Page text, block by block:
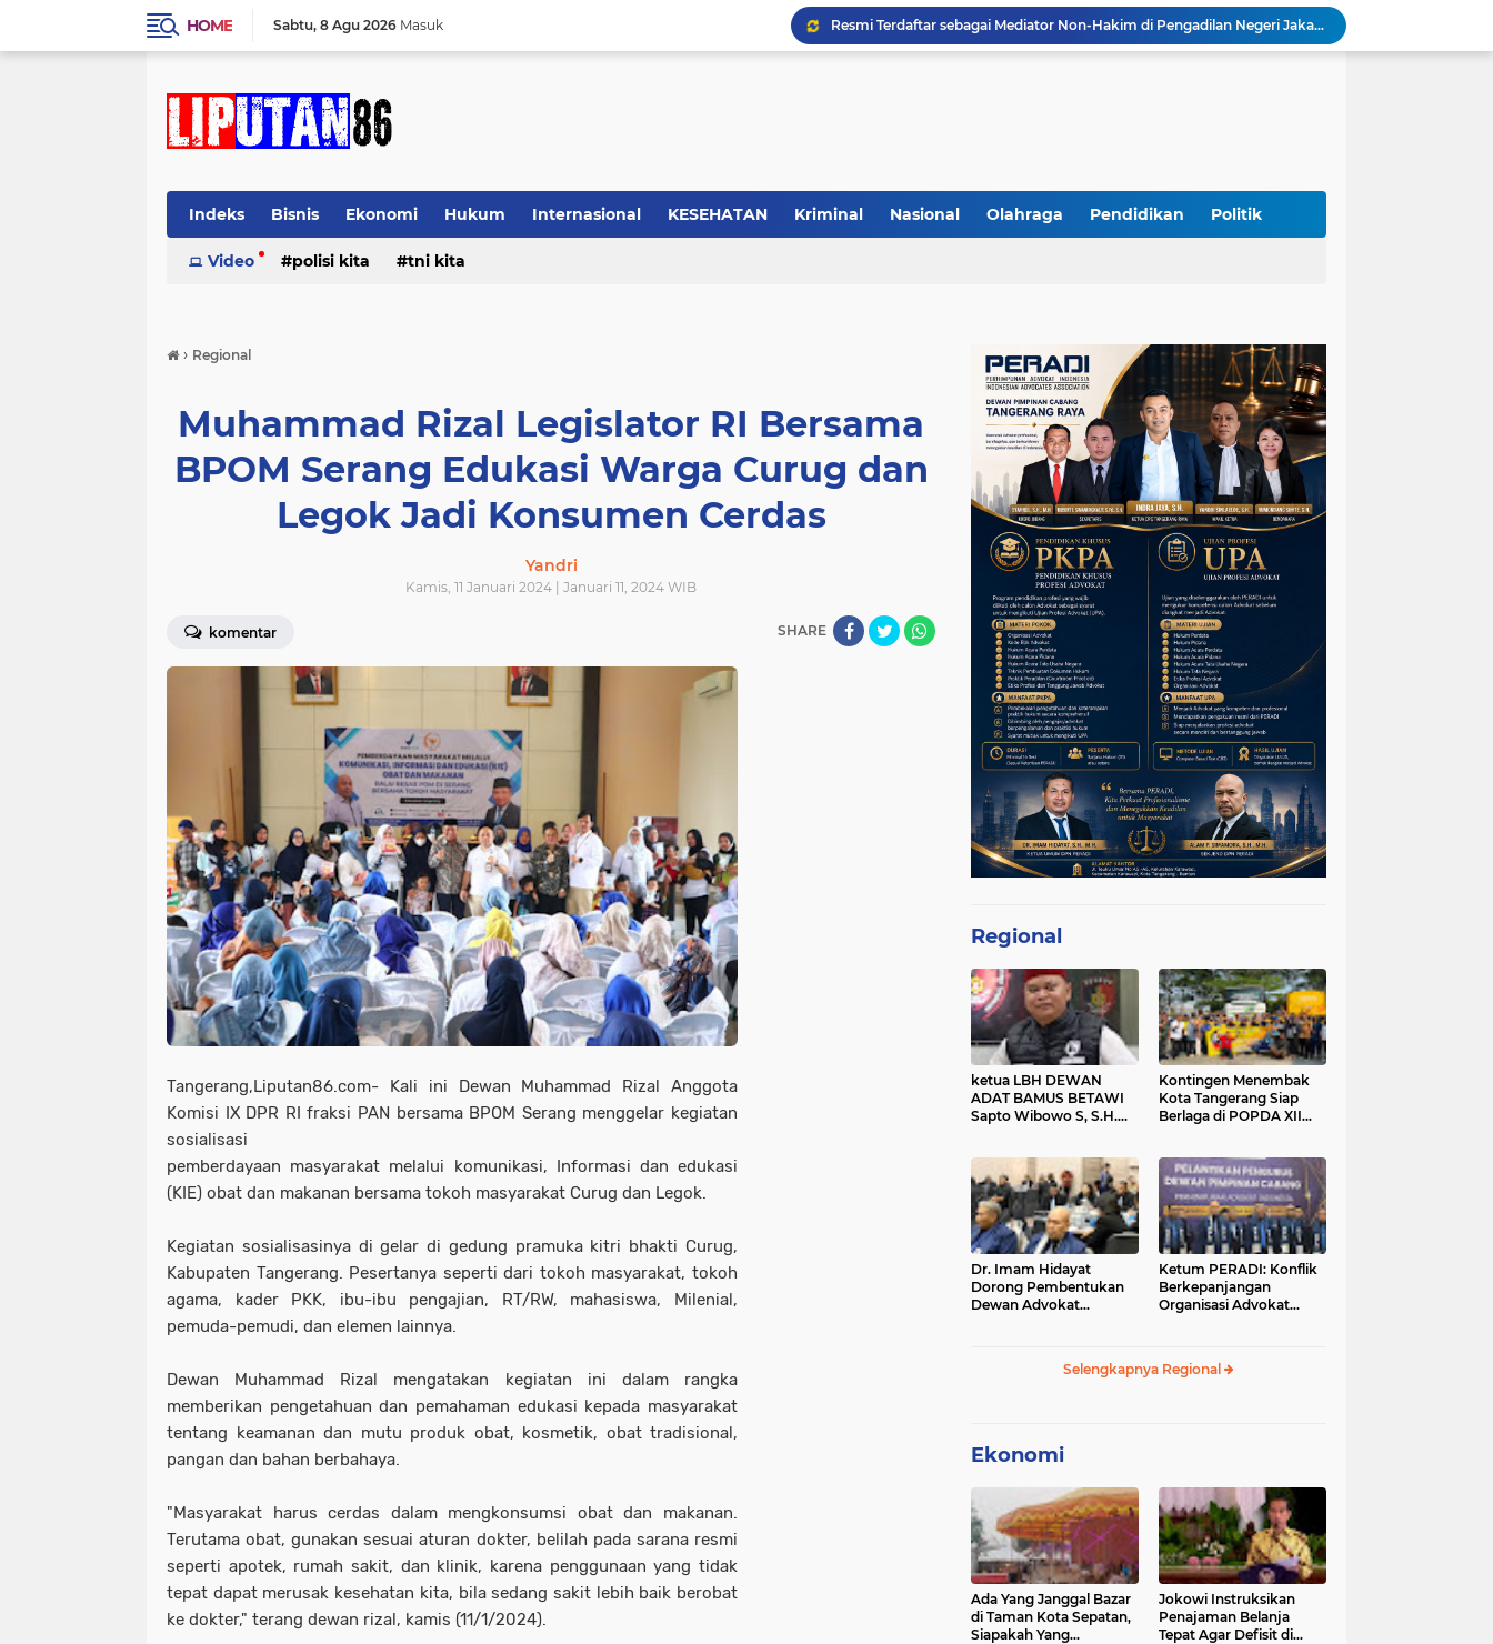
HOME Sabtu 8 Agu 2026 Masuk
Resmi Terdaftar sebagai Mediator Non-Hakim di Pengadilan Negeri Jakarta Selatan, Yandri, S.H. Siap Mengedepankan Keadilan Melalui Jalur Perdamaian
Yandri SH Kawal APDESI di Gugatan PSN PIK 2, Tegaskan Komitmen pada Supremasi Hukum
ketua LBH DEWAN ADAT BAMUS BETAWI Sapto Wibowo S, S.H. Jalih Pitoeng Salah Alamat Mengenai Statement di Media
Indeks Bisnis Ekonomi Hukum Internasional KESEHATAN Kriminal Nasional Olahraga Pendidikan Politik
Video polisi kita tni kita
› Regional
Muhammad Rizal Legislator RI Bersama
BPOM Serang Edukasi Warga Curug dan
Legok Jadi Konsumen Cerdas
Yandri
Kamis, 11 Januari 2024 | Januari 11, 2024 WIB
komentar SHARE
Tangerang,Liputan86.com- Kali ini Dewan Muhammad Rizal Anggota
Komisi IX DPR RI fraksi PAN bersama BPOM Serang menggelar kegiatan
sosialisasi
pemberdayaan masyarakat melalui komunikasi, Informasi dan edukasi
(KIE) obat dan makanan bersama tokoh masyarakat Curug dan Legok.
Kegiatan sosialisasinya di gelar di gedung pramuka kitri bhakti Curug,
Kabupaten Tangerang. Pesertanya seperti dari tokoh masyarakat, tokoh
agama, kader PKK, ibu-ibu pengajian, RT/RW, mahasiswa, Milenial,
pemuda-pemudi, dan elemen lainnya.
Dewan Muhammad Rizal mengatakan kegiatan ini dalam rangka
memberikan pengetahuan dan pemahaman edukasi kepada masyarakat
tentang keamanan dan mutu produk obat, kosmetik, obat tradisional,
pangan dan bahan berbahaya.
"Masyarakat harus cerdas dalam mengkonsumsi obat dan makanan.
Terutama obat, gunakan sesuai aturan dokter, belilah pada sarana resmi
seperti apotek, rumah sakit, dan klinik, karena penggunaan yang tidak
tepat dapat merusak kesehatan kita, bila sedang sakit lebih baik berobat
ke dokter," terang dewan rizal, kamis (11/1/2024).
Regional
ketua LBH DEWAN
ADAT BAMUS BETAWI
Sapto Wibowo S, S.H.
Statement di Media
Kontingen Menembak
Kota Tangerang Siap
Berlaga di POPDA XII
Dr. Imam Hidayat
Dorong Pembentukan
Dewan Advokat
Ketum PERADI: Konflik
Berkepanjangan
Organisasi Advokat
Selengkapnya Regional
Ekonomi
Ada Yang Janggal Bazar
di Taman Kota Sepatan,
Siapakah Yang
Jokowi Instruksikan
Penajaman Belanja
Tepat Agar Defisit di